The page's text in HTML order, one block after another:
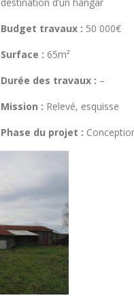
Budget travaux : 50 000€
Surface : 65m²
Durée des travaux : –
Mission : Relevé, esquisse
Phase du projet :